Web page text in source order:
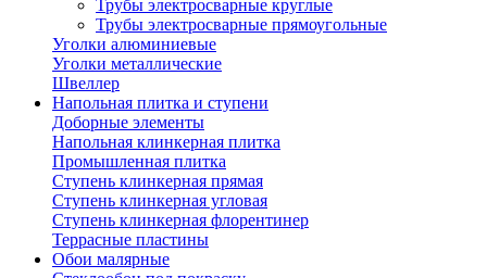
Трубы электросварные круглые
Трубы электросварные прямоугольные
Уголки алюминиевые
Уголки металлические
Швеллер
Напольная плитка и ступени
Доборные элементы
Напольная клинкерная плитка
Промышленная плитка
Ступень клинкерная прямая
Ступень клинкерная угловая
Ступень клинкерная флорентинер
Террасные пластины
Обои малярные